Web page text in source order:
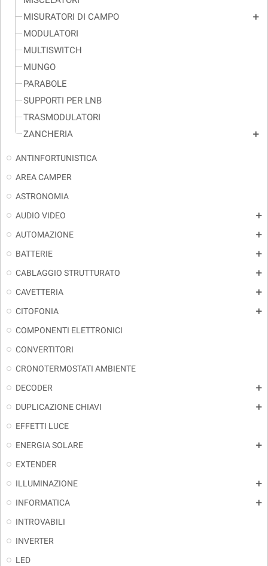
MISURATORI DI CAMPO
add
MODULATORI
MULTISWITCH
MUNGO
PARABOLE
SUPPORTI PER LNB
TRASMODULATORI
ZANCHERIA
add
ANTINFORTUNISTICA
AREA CAMPER
ASTRONOMIA
AUDIO VIDEO
add
AUTOMAZIONE add
BATTERIE add
CABLAGGIO STRUTTURATO add
CAVETTERIA add
CITOFONIA add
COMPONENTI ELETTRONICI
CONVERTITORI
CRONOTERMOSTATI AMBIENTE
DECODER
add
DUPLICAZIONE CHIAVI add
EFFETTI LUCE
ENERGIA SOLARE
add
EXTENDER
ILLUMINAZIONE
add
INFORMATICA add
INTROVABILI
INVERTER
LED